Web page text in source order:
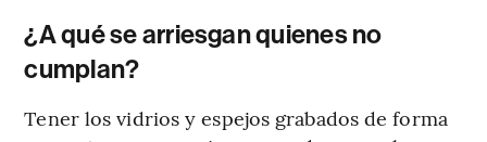
¿A qué se arriesgan quienes no
cumplan?
Tener los vidrios y espejos grabados de forma